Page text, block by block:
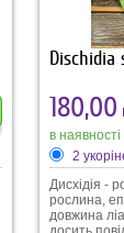
Dischidia
180,00
в наявності
2
Дисхідія -
рослина,
довжина